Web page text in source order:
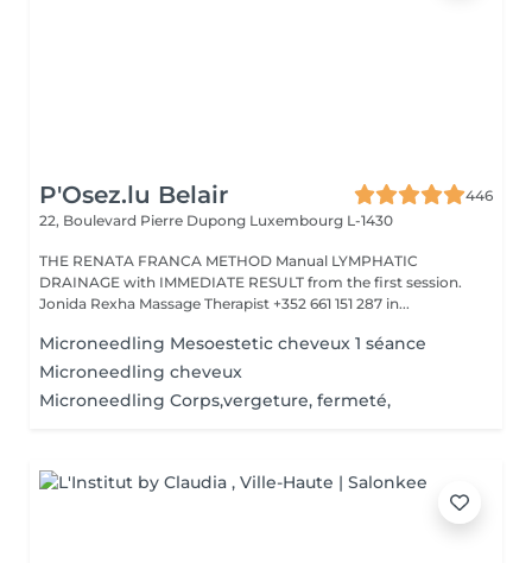
P'Osez.lu Belair
446
22, Boulevard Pierre Dupong Luxembourg L-1430
THE RENATA FRANCA METHOD Manual LYMPHATIC
DRAINAGE with IMMEDIATE RESULT from the first session.
Jonida Rexha Massage Therapist +352 661 151 287 in...
Microneedling Mesoestetic cheveux 1 séance
Microneedling cheveux
Microneedling Corps,vergeture, fermeté,